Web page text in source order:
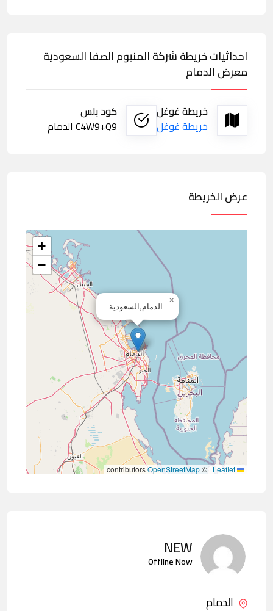
احداثيات خريطة شركة المنيوم الصفا السعودية
معرض الدمام
خريطة غوغل
خريطة غوغل
كود بلس
C4W9+Q9 الدمام
عرض الخريطة
الدمام,السعودية
×
+
−
|
©
OpenStreetMap
contributors
NEW
Offline Now
الدمام